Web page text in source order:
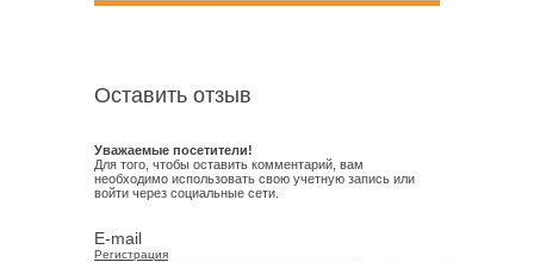
Оставить отзыв
Уважаемые посетители!
Для того, чтобы оставить комментарий, вам
необходимо использовать свою учетную запись или
войти через социальные сети.
E-mail
Регистрация